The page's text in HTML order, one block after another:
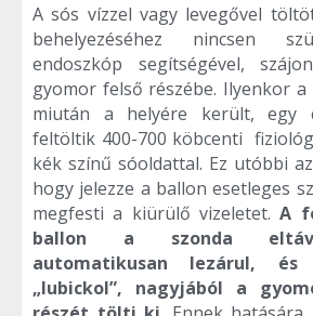
A sós vízzel vagy levegővel
behelyezéséhez nincsen
endoszkóp segítségével,
gyomor felső részébe. Ilyenkor
miután a helyére került, egy
feltöltik 400-700 köbcenti
kék színű sóoldattal. Ez utóbbi
hogy jelezze a ballon esetleges
megfesti a kiürülő vizeletet.A
ballon a szonda
automatikusan lezárul, és
„lubickol”, nagyjából a